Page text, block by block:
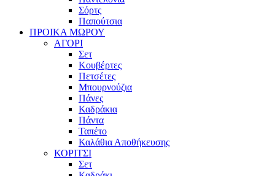
Σόρτς
Παπούτσια
ΠΡΟΙΚΑ ΜΩΡΟΥ
ΑΓΟΡΙ
Σετ
Κουβέρτες
Πετσέτες
Μπουρνούζια
Πάνες
Καδράκια
Πάντα
Ταπέτο
Καλάθια Αποθήκευσης
ΚΟΡΙΤΣΙ
Σετ